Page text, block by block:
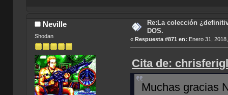
Neville
Shodan
Re:La colección
DOS.
« Respuesta #871 en: Enero 31,
Cita de:
Muchas gracias